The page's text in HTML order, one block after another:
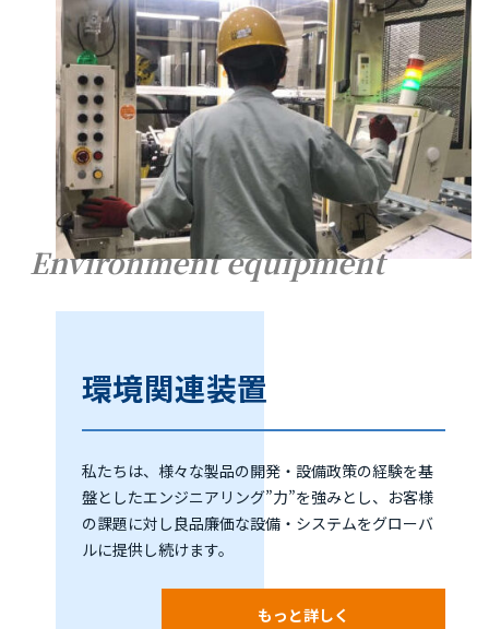
Environment equipment
環境関連装置
私たちは、様々な製品の開発・設備政策の経験を基
盤としたエンジニアリング”力”を強みとし、お客様
の課題に対し良品廉価な設備・システムをグローバ
ルに提供し続けます。
もっと詳しく